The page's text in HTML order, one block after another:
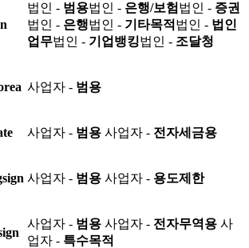
법인 - 범용법인 - 은행/보험 법인 - 증권
법인 - 은행법인 - 기타목적 법인 - 법인
업무법인 - 기업뱅킹법인 - 조달청
사업자 - 범용
사업자 - 범용 사업자 - 전자세금용
사업자 - 범용 사업자 - 용도제한
사업자 - 범용 사업자 - 전자무역용 사
업자 - 특수목적